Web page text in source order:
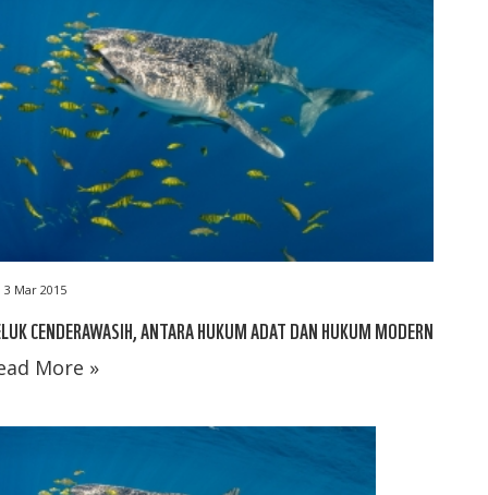
3 Mar 2015
CENDERAWASIH, ANTARA HUKUM ADAT DAN HUKUM MODERN
More »